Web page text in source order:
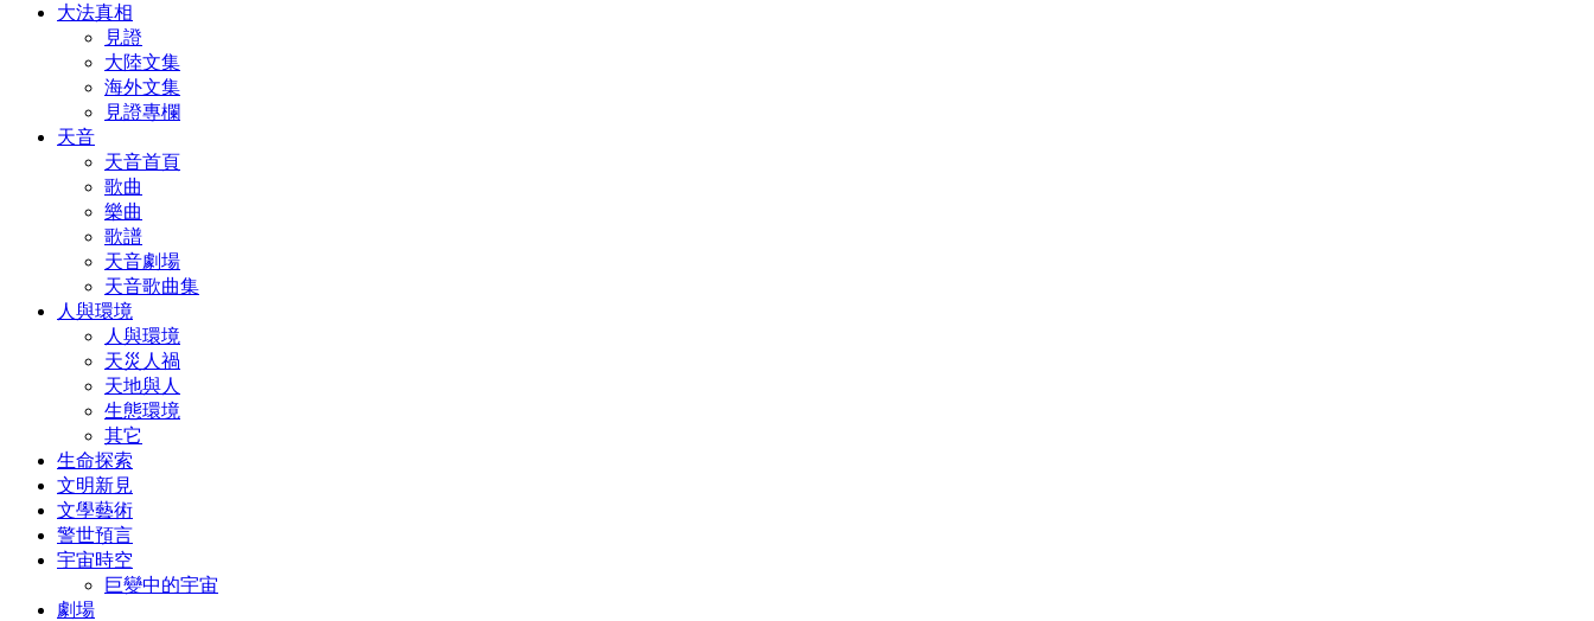
大法真相
見證
大陸文集
海外文集
見證專欄
天音
天音首頁
歌曲
樂曲
歌譜
天音劇場
天音歌曲集
人與環境
人與環境
天災人禍
天地與人
生態環境
其它
生命探索
文明新見
文學藝術
警世預言
宇宙時空
巨變中的宇宙
劇場